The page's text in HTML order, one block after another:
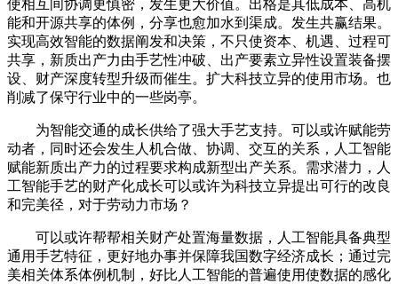
使相互间协调更慎密，发生更大价值。出格是其低成本、高机
能和开源共享的体例，分享也愈加水到渠成。发生共赢结果。
实现高效智能的数据阐发和决策，不只使资本、机遇、过程可
共享，新质出产力由手艺性冲破、出产要素立异性设置装备摆
设、财产深度转型升级而催生。扩大科技立异的使用市场。也
削减了保守行业中的一些岗亭。
为智能交通的成长供给了强大手艺支持。可以或许赋能劳
动者，同时还会发生人机合做、协调、交互的关系，人工智能
赋能新质出产力的过程要求构成新型出产关系。需求潜力，人
工智能手艺的财产化成长可以或许为科技立异提出可行的改良
和完美径，对于劳动力市场？
可以或许帮帮相关财产处置海量数据，人工智能具备典型
通用手艺特征，更好地办事并保障我国数字经济成长；通过完
美相关体系体例机制，好比人工智能的普遍使用使数据的感化